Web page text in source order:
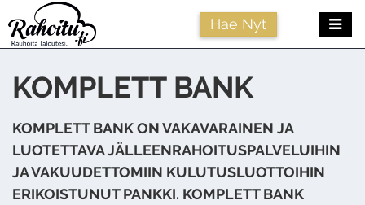
Hae Nyt
KOMPLETT BANK
KOMPLETT BANK ON VAKAVARAINEN JA
LUOTETTAVA JÄLLEENRAHOITUSPALVELUIHIN
JA VAKUUDETTOMIIN KULUTUSLUOTTOIHIN
ERIKOISTUNUT PANKKI. KOMPLETT BANK